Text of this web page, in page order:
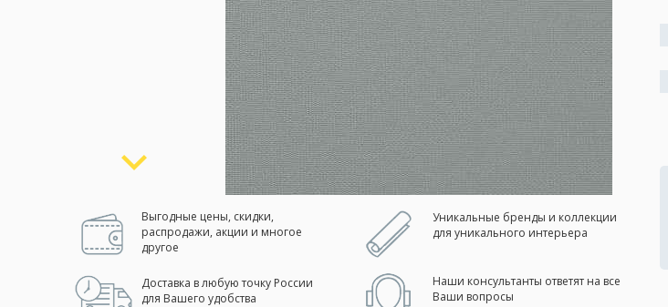
Заказать обратный звонок
Выгодные цены, скидки,
распродажи, акции и многое
другое
Уникальные бренды и коллекции
для уникального интерьера
Доставка в любую точку России
для Вашего удобства
Наши консультанты ответят на все
Ваши вопросы